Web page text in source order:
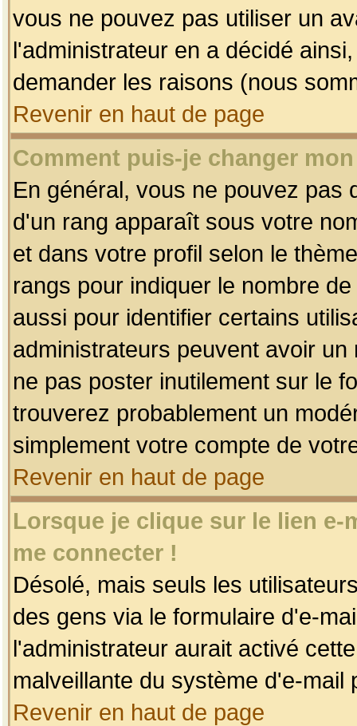
vous ne pouvez pas utiliser un
l'administrateur en a décidé
demander les raisons (nous
Revenir en haut de page
Comment puis-je changer
En général, vous ne pouvez pas
d'un rang apparaît sous votre
et dans votre profil selon le
rangs pour indiquer le nombre
aussi pour identifier certains
administrateurs peuvent avoir
ne pas poster inutilement sur le
trouverez probablement un
simplement votre compte de
Revenir en haut de page
Lorsque je clique sur le lien
me connecter !
Désolé, mais seuls les
des gens via le formulaire d'e-
l'administrateur aurait activé
malveillante du système d'e-
Revenir en haut de page